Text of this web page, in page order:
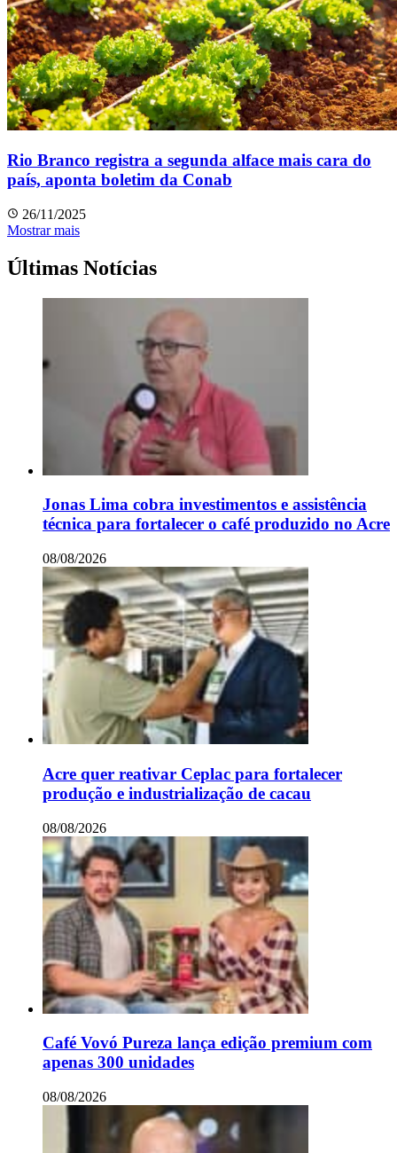
Rio Branco registra a segunda alface mais cara do
país, aponta boletim da Conab
26/11/2025
Mostrar mais
Últimas Notícias
Jonas Lima cobra investimentos e assistência
técnica para fortalecer o café produzido no Acre
08/08/2026
Acre quer reativar Ceplac para fortalecer
produção e industrialização de cacau
08/08/2026
Café Vovó Pureza lança edição premium com
apenas 300 unidades
08/08/2026